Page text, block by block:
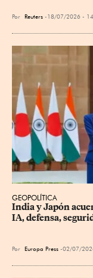
Por Reuters 18/07/2026 -
GEOPOLÍTICA
India y Japón
IA, defensa,
Por Europa Press 02/07/